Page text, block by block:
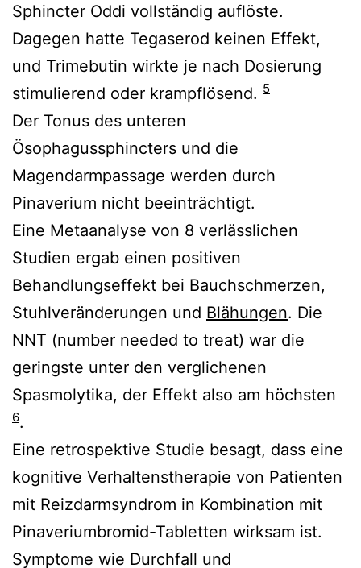
Sphincter Oddi vollständig auflöste.
Dagegen hatte Tegaserod keinen Effekt,
und Trimebutin wirkte je nach Dosierung
stimulierend oder krampflösend. 5
Der Tonus des unteren
Ösophagussphincters und die
Magendarmpassage werden durch
Pinaverium nicht beeinträchtigt.
Eine Metaanalyse von 8 verlässlichen
Studien ergab einen positiven
Behandlungseffekt bei Bauchschmerzen,
Stuhlveränderungen und Blähungen. Die
NNT (number needed to treat) war die
geringste unter den verglichenen
Spasmolytika, der Effekt also am höchsten
6.
Eine retrospektive Studie besagt, dass eine
kognitive Verhaltenstherapie von Patienten
mit Reizdarmsyndrom in Kombination mit
Pinaveriumbromid-Tabletten wirksam ist.
Symptome wie Durchfall und